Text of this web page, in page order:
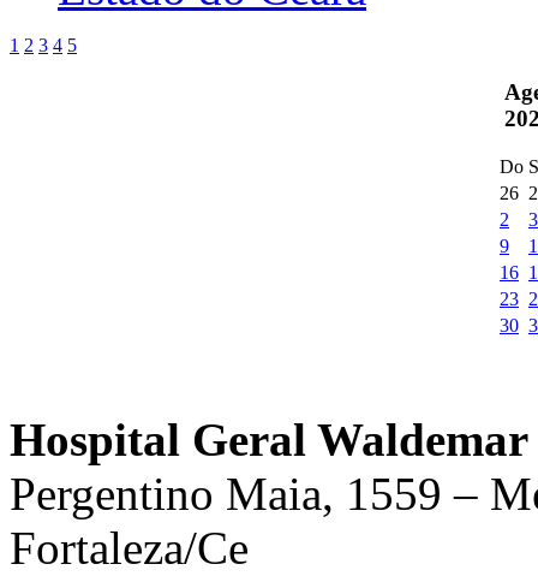
1 2 3 4 5
Do
26
2
3
9
16
23
30
Hospital Geral
Pergentino Maia, 1559 –
Fortaleza/Ce